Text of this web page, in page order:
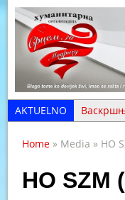
AKTUELNO
Хвала
Home » Media » HO
HO SZM